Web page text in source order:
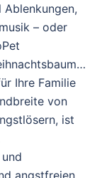
– oder
Ihre Familie
von
ist
angstfreien